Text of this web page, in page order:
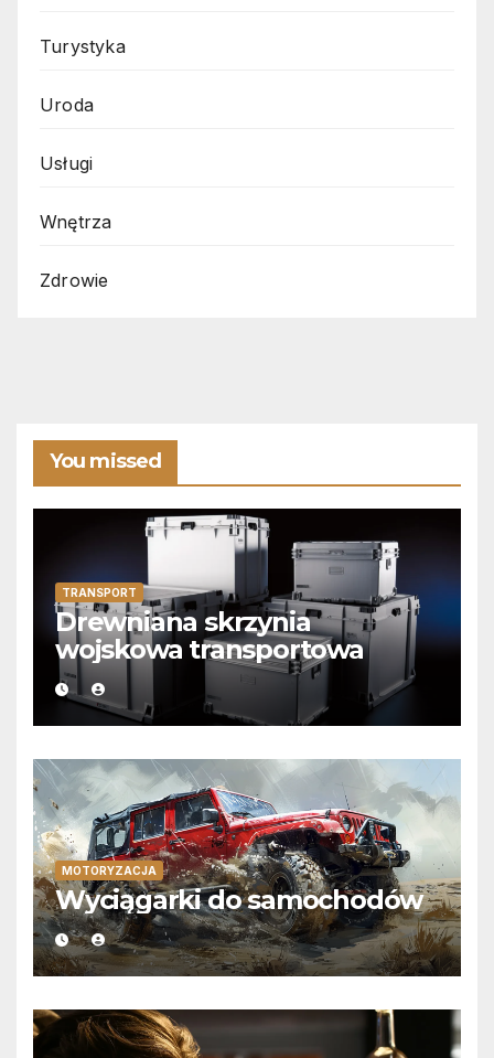
Turystyka
Uroda
Usługi
Wnętrza
Zdrowie
You missed
TRANSPORT
Drewniana skrzynia
wojskowa transportowa
MOTORYZACJA
Wyciągarki do samochodów